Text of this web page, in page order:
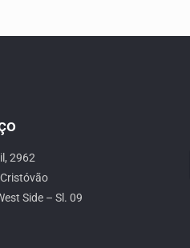
2962
Side – Sl. 09